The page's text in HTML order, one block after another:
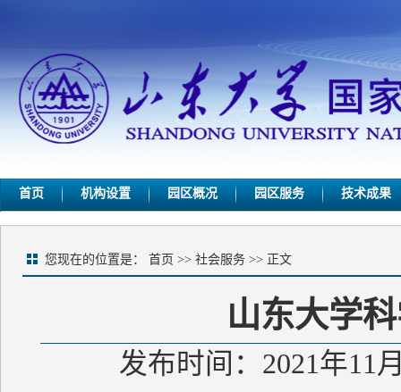
首页 机构设置 园区概况 园区服务 技术成果
您现在的位置是： 首页 >> 社会服务 >> 正文
山东大学
发布时间：2021年